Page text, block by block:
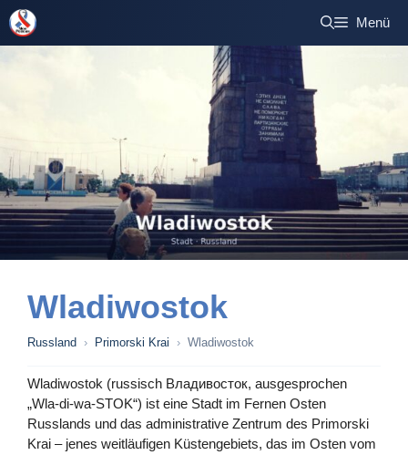
Zum
Inhalt
springen
Menü
Wladiwostok
Russland › Primorski Krai › Wladiwostok
Wladiwostok (russisch Владивосток, ausgesprochen
„Wla-di-wa-STOK“) ist eine Stadt im Fernen Osten
Russlands und das administrative Zentrum des Primorski
Krai – jenes weitläufigen Küstengebiets, das im Osten vom